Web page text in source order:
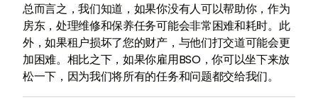
总而言之，我们知道，如果你没有人可以帮助你，作为
房东，处理维修和保养任务可能会非常困难和耗时。此
外，如果租户损坏了您的财产，与他们打交道可能会更
加困难。相比之下，如果你雇用BSO，你可以坐下来放
松一下，因为我们将所有的任务和问题都交给我们。